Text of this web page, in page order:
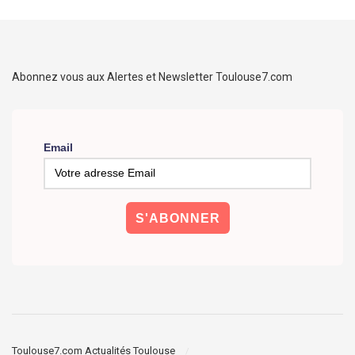
Abonnez vous aux Alertes et Newsletter Toulouse7.com
Email
Toulouse7.com Actualités Toulouse